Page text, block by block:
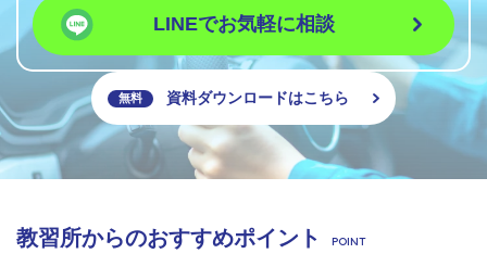
LINEでお気軽に相談
無料 資料ダウンロードはこちら
教習所からのおすすめポイント